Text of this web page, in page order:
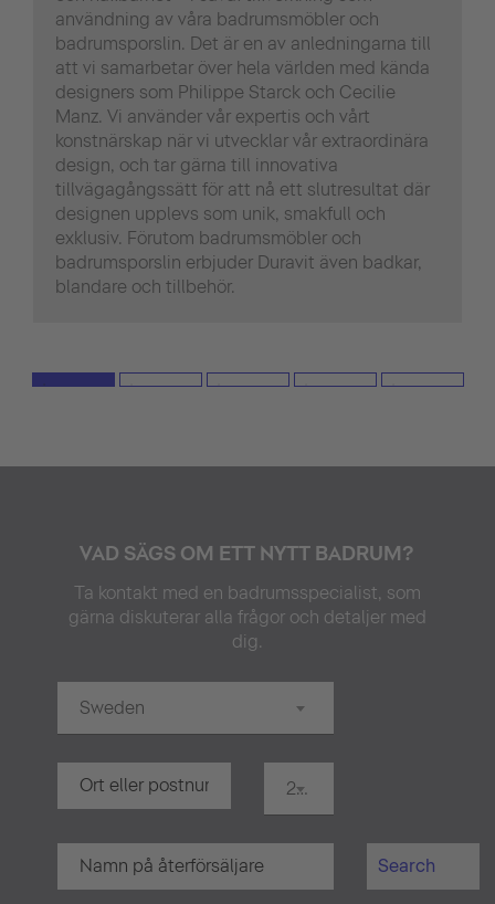
användning av våra badrumsmöbler och
badrumsporslin. Det är en av anledningarna till
att vi samarbetar över hela världen med kända
designers som Philippe Starck och Cecilie
Manz. Vi använder vår expertis och vårt
konstnärskap när vi utvecklar vår extraordinära
design, och tar gärna till innovativa
tillvägagångssätt för att nå ett slutresultat där
designen upplevs som unik, smakfull och
exklusiv. Förutom badrumsmöbler och
badrumsporslin erbjuder Duravit även badkar,
blandare och tillbehör.
VAD SÄGS OM ETT NYTT BADRUM?
Ta kontakt med en badrumsspecialist, som
gärna diskuterar alla frågor och detaljer med
dig.
Sweden
20 km
Search